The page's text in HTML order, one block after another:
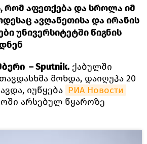
რომ აფეთქება და სროლა იმ
ავღანეთისა და ირანის
უნივერსიტეტში წიგნის
– Sputnik. ქაბულში
მოხდა, დაიღუპა 20
იუწყება РИА Новости
არსებულ წყაროზე